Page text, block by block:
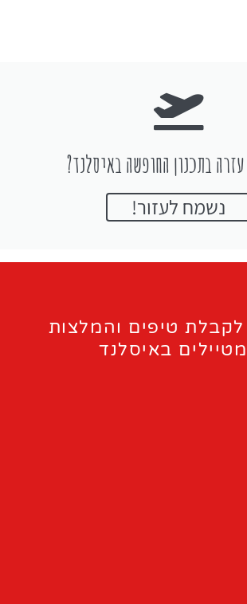
בתכנון החופשה באיסלנד?
נשמח לעזור!
טיפים והמלצות
באיסלנד